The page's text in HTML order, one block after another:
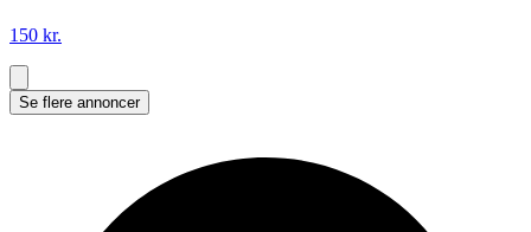
150 kr.
Se flere annoncer